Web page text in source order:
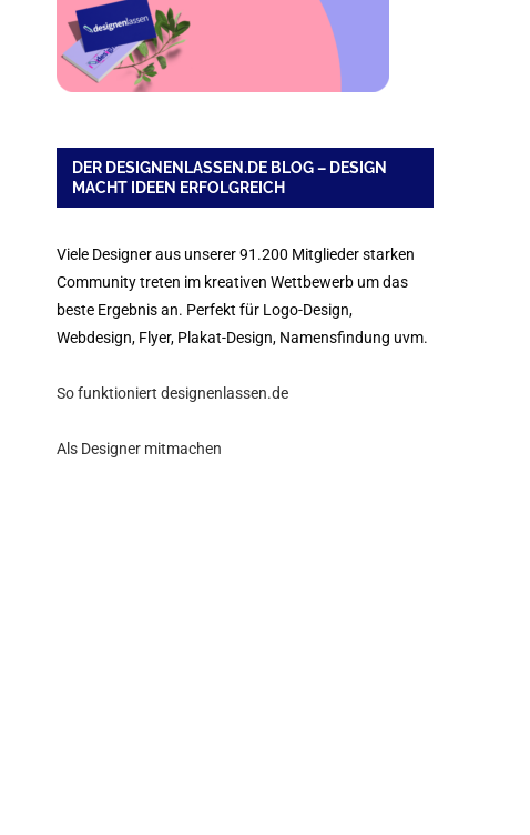
DER DESIGNENLASSEN.DE BLOG – DESIGN
MACHT IDEEN ERFOLGREICH
Viele Designer aus unserer 91.200 Mitglieder starken
Community treten im kreativen Wettbewerb um das
beste Ergebnis an. Perfekt für Logo-Design,
Webdesign, Flyer, Plakat-Design, Namensfindung uvm.
So funktioniert designenlassen.de
Als Designer mitmachen